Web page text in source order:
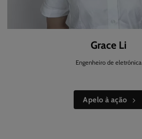
Grace Li
Engenheiro de eletrónica
Apelo à ação